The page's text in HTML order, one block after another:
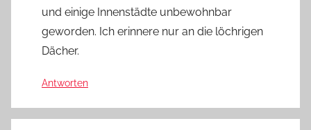
und einige Innenstädte unbewohnbar
geworden. Ich erinnere nur an die löchrigen
Dächer.
Antworten